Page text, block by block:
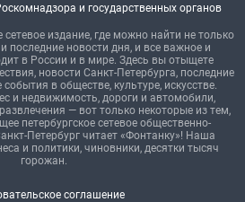
и государственных органов
сетевое издание, где можно найти не только
последние новости дня, и все важное и
в России и в мире. Здесь вы отыщете
новости Санкт-Петербурга, последние
в обществе, культуре, искусстве.
и недвижимость, дороги и автомобили,
— вот только некоторые из тем,
петербургское сетевое общественно-
Петербург читает «Фонтанку»! Наша
и политики, чиновники, десятки тысяч
горожан.
соглашение